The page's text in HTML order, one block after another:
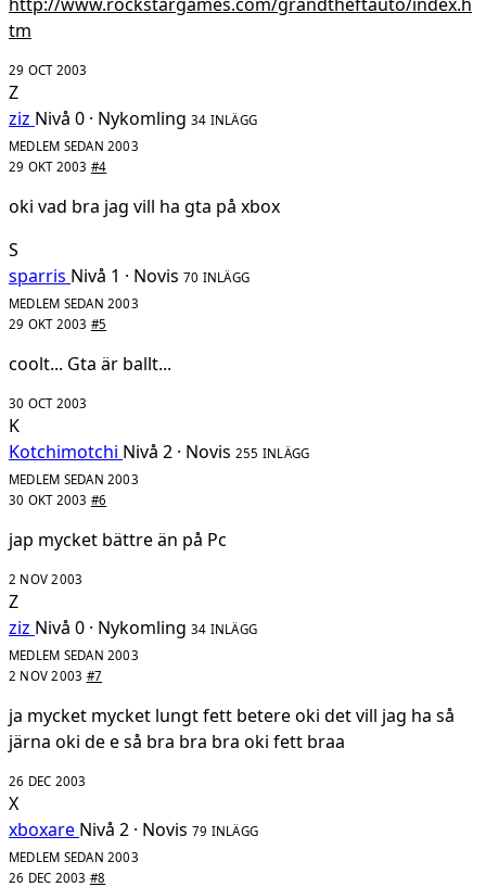
tm
29 OCT 2003
Z
ziz Nivå 0 · Nykomling 34 INLÄGG
MEDLEM SEDAN 2003
29 OKT 2003 #4
oki vad bra jag vill ha gta på xbox
S
sparris Nivå 1 · Novis 70 INLÄGG
MEDLEM SEDAN 2003
29 OKT 2003 #5
coolt... Gta är ballt...
30 OCT 2003
K
Kotchimotchi Nivå 2 · Novis 255 INLÄGG
MEDLEM SEDAN 2003
30 OKT 2003 #6
jap mycket bättre än på Pc
2 NOV 2003
Z
ziz Nivå 0 · Nykomling 34 INLÄGG
MEDLEM SEDAN 2003
2 NOV 2003 #7
ja mycket mycket lungt fett betere oki det vill jag ha så
järna oki de e så bra bra bra oki fett braa
26 DEC 2003
X
xboxare Nivå 2 · Novis 79 INLÄGG
MEDLEM SEDAN 2003
26 DEC 2003 #8